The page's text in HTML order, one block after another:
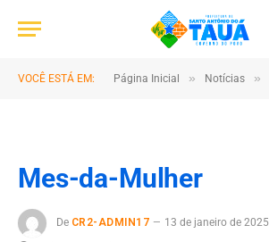
VOCÊ ESTÁ EM: Página Inicial » Notícias »
Mes-da-Mulher
De CR2-ADMIN17
13 de janeiro de 2025